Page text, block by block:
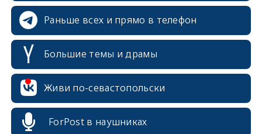
Раньше всех и прямо в телефон
Большие темы и драмы
Живи по-севастопольски
ForPost в наушниках